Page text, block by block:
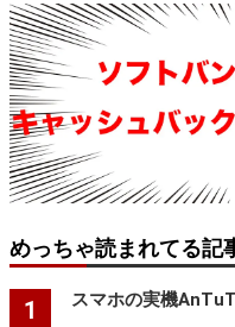
めっちゃ読まれてる記
1 スマホの実機